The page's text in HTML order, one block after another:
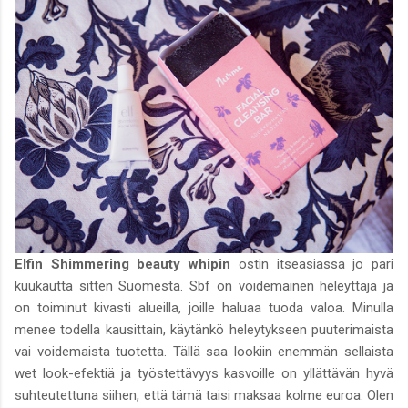
Elfin Shimmering beauty whipin ostin itseasiassa jo pari
kuukautta sitten Suomesta. Sbf on voidemainen heleyttäjä ja
on toiminut kivasti alueilla, joille haluaa tuoda valoa. Minulla
menee todella kausittain, käytänkö heleytykseen puuterimaista
vai voidemaista tuotetta. Tällä saa lookiin enemmän sellaista
wet look-efektiä ja työstettävyys kasvoille on yllättävän hyvä
suhteutettuna siihen, että tämä taisi maksaa kolme euroa. Olen